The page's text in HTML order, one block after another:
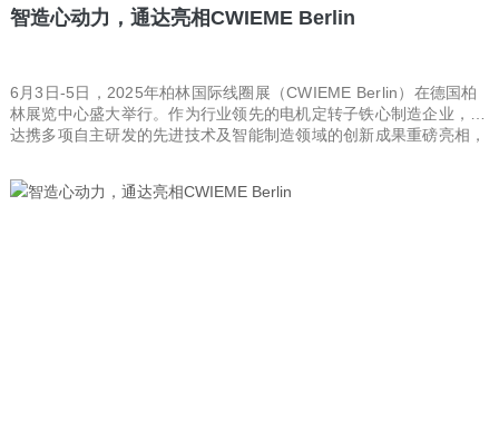
智造心动力，通达亮相CWIEME Berlin
6月3日-5日，2025年柏林国际线圈展（CWIEME Berlin）在德国柏
林展览中心盛大举行。作为行业领先的电机定转子铁心制造企业，通
达携多项自主研发的先进技术及智能制造领域的创新成果重磅亮相，